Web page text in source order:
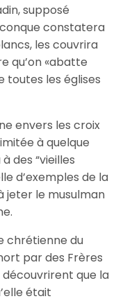
supposé
constatera
les couvrira
qu’on «abatte
toutes les églises
envers les croix
à quelque
des “vieilles
d’exemples de la
jeter le musulman
chrétienne du
par des Frères
découvrirent que la
était